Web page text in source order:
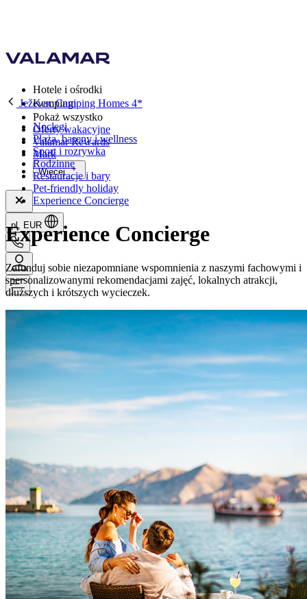
Hotele i ośrodki
Kempingi
Pokaż wszystko
Oferty wakacyjne
Valamar Rewards
Mark
Więcej
pl, EUR
Ježevac Camping Homes 4*
Noclegi
Plaża, baseny i wellness
Sport i rozrywka
Rodzinne
Restauracje i bary
Pet-friendly holiday
Experience Concierge
Experience Concierge
Zafunduj sobie niezapomniane wspomnienia z naszymi fachowymi i
spersonalizowanymi rekomendacjami zajęć, lokalnych atrakcji,
dłuższych i krótszych wycieczek.